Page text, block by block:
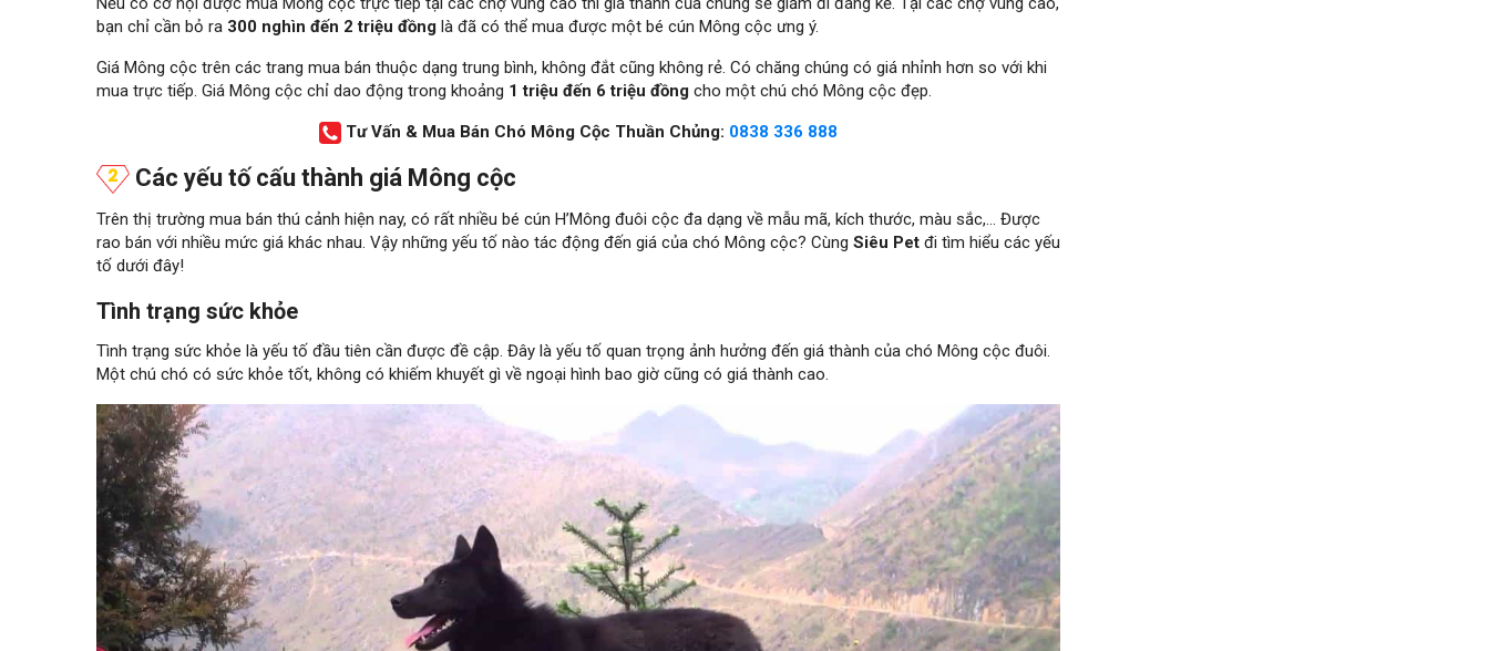
bạn chỉ cần bỏ ra 300 nghìn đến 2 triệu đồng là đã có thể mua được một bé cún Mông cộc ưng ý.
Giá Mông cộc trên các trang mua bán thuộc dạng trung bình, không đắt cũng không rẻ. Có chăng chúng có giá nhỉnh hơn so với khi
mua trực tiếp. Giá Mông cộc chỉ dao động trong khoảng 1 triệu đến 6 triệu đồng cho một chú chó Mông cộc đẹp.
Tư Vấn & Mua Bán Chó Mông Cộc Thuần Chủng: 0838 336 888
Các yếu tố cấu thành giá Mông cộc
Trên thị trường mua bán thú cảnh hiện nay, có rất nhiều bé cún H’Mông đuôi cộc đa dạng về mẫu mã, kích thước, màu sắc,… Được
rao bán với nhiều mức giá khác nhau. Vậy những yếu tố nào tác động đến giá của chó Mông cộc? Cùng Siêu Pet đi tìm hiểu các yếu
tố dưới đây!
Tình trạng sức khỏe
Tình trạng sức khỏe là yếu tố đầu tiên cần được đề cập. Đây là yếu tố quan trọng ảnh hưởng đến giá thành của chó Mông cộc đuôi.
Một chú chó có sức khỏe tốt, không có khiếm khuyết gì về ngoại hình bao giờ cũng có giá thành cao.